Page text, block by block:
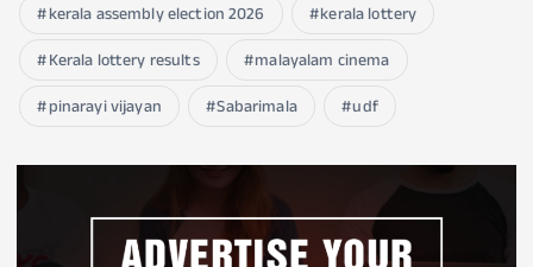
kerala assembly election 2026
kerala lottery
Kerala lottery results
malayalam cinema
pinarayi vijayan
Sabarimala udf